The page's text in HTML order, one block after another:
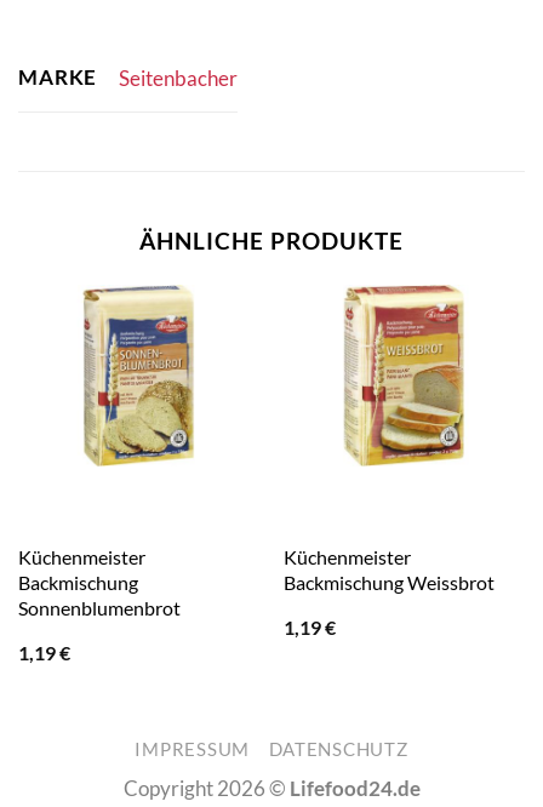
MARKE Seitenbacher
ÄHNLICHE PRODUKTE
Küchenmeister
Backmischung
Sonnenblumenbrot
1,19€
Küchenmeister
Backmischung Weissbrot
1,19€
IMPRESSUM DATENSCHUTZ
Copyright 2026 © Lifefood24.de